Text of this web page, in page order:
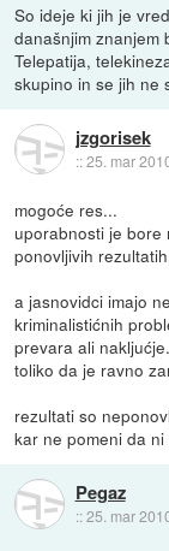
So ideje ki jih je
današnjim znanjem
Telepatija,
skupino in se jih ne
jzgorisek
::25. mar
mogoće res...
uporabnosti je bore
ponovljivih
a jasnovidci imajo
kriminalistićnih
prevara ali
toliko da je ravno
rezultati so
kar ne pomeni da
Pegaz
::25. mar